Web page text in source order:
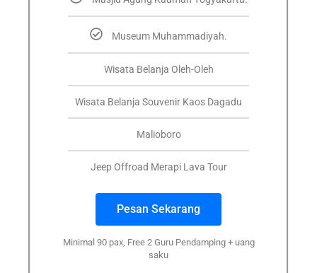
Museum Muhammadiyah.
Wisata Belanja Oleh-Oleh
Wisata Belanja Souvenir Kaos Dagadu
Malioboro
Jeep Offroad Merapi Lava Tour
Pesan Sekarang
Minimal 90 pax, Free 2 Guru Pendamping + uang
saku